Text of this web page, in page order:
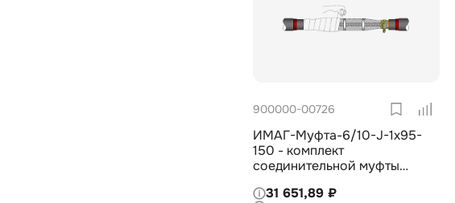
900000-00726
ИМАГ-Муфта-6/10-J-1х95-
150 - комплект
соединительной муфты
кабеля с изоляцией из СПЭ
31 651,89 ₽